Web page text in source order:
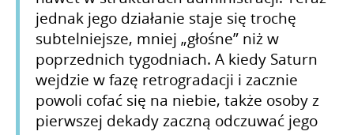
jednak jego działanie staje się trochę
subtelniejsze, mniej „głośne” niż w
poprzednich tygodniach. A kiedy Saturn
wejdzie w fazę retrogradacji i zacznie
powoli cofać się na niebie, także osoby z
pierwszej dekady zaczną odczuwać jego